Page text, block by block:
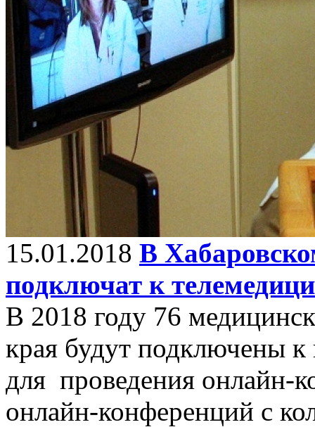
15.01.2018 В
подключат к
В 2018 году 76
края будут подключены к
для проведения онлайн-
онлайн-конференций с